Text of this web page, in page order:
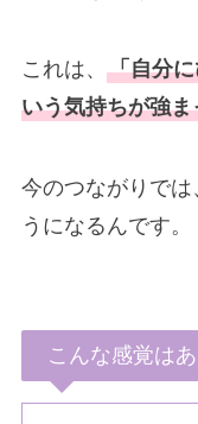
これは、 「自分
いう気持ちが強ま
今のつながりで
うになるんです。
こんな感覚は